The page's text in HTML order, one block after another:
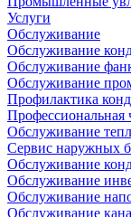
Услуги
Обслуживание
Обслуживание
Обслуживание
Обслуживание
Профилактика
Профессиональная
Обслуживание
Сервис наружных
Обслуживание
Обслуживание
Обслуживание
Обслуживание